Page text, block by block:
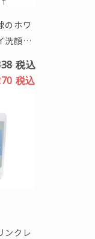
のホワ
洗顔石
マス限
税込
税込
ンクレ